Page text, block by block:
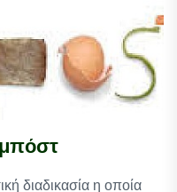
διαδικασία η οποία